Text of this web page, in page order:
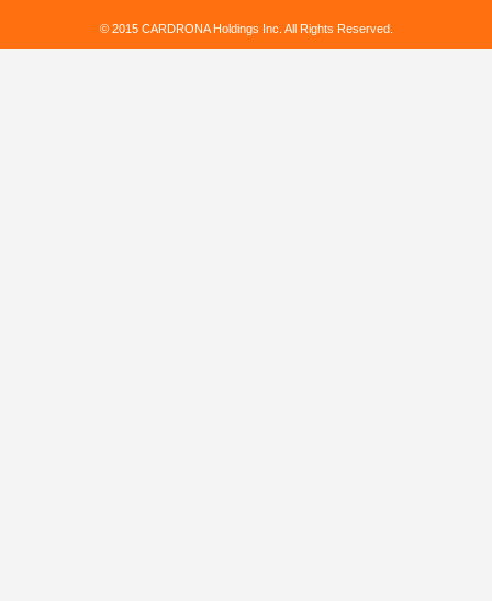
© 2015 CARDRONA Holdings Inc. All Rights Reserved.